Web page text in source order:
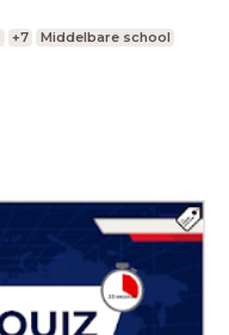
+7
Middelbare school